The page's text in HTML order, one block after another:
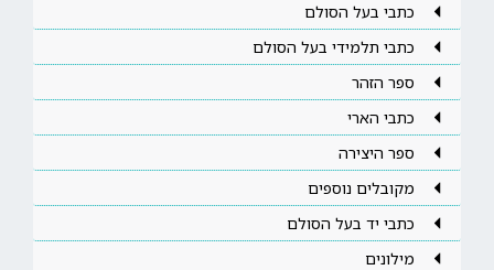
כתבי בעל הסולם
כתבי תלמידי בעל הסולם
ספר הזהר
כתבי הארי
ספר היצירה
מקובלים נוספים
כתבי יד בעל הסולם
מילונים